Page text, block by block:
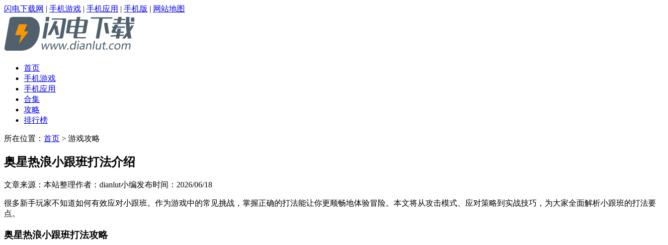
闪电下载网 | 手机游戏 | 手机应用 | 手机版 | 网站地图
首页
手机游戏
手机应用
合集
攻略
排行榜
所在位置： 首页 > 游戏攻略
奥星热浪小跟班打法介绍
文章来源：本站整理作者：dianlut小编发布时间：2026/06/18
很多新手玩家不知道如何有效应对小跟班。作为游戏中的常见挑战，掌握正确的打法能让你更顺畅地体验冒险。本文将从攻击模式、应对策略到实战技巧，为大家全面解析小跟班的打法要
点。
奥星热浪小跟班打法攻略